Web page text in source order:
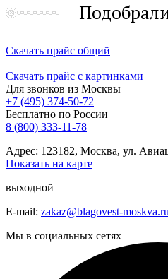
Скачать прайс общий
Скачать прайс с картинками
Для звонков из Москвы
+7 (495) 374-50-72
Бесплатно по России
8 (800) 333-11-78
Адрес: 123182, Москва, ул.
Показать на карте
выходной
E-mail: zakaz@blagovest-
Мы в социальных сетях